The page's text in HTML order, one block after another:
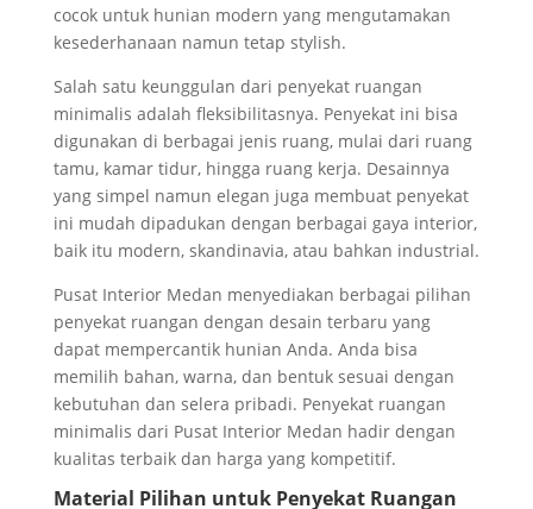
cocok untuk hunian modern yang mengutamakan
kesederhanaan namun tetap stylish.
Salah satu keunggulan dari penyekat ruangan
minimalis adalah fleksibilitasnya. Penyekat ini bisa
digunakan di berbagai jenis ruang, mulai dari ruang
tamu, kamar tidur, hingga ruang kerja. Desainnya
yang simpel namun elegan juga membuat penyekat
ini mudah dipadukan dengan berbagai gaya interior,
baik itu modern, skandinavia, atau bahkan industrial.
Pusat Interior Medan menyediakan berbagai pilihan
penyekat ruangan dengan desain terbaru yang
dapat mempercantik hunian Anda. Anda bisa
memilih bahan, warna, dan bentuk sesuai dengan
kebutuhan dan selera pribadi. Penyekat ruangan
minimalis dari Pusat Interior Medan hadir dengan
kualitas terbaik dan harga yang kompetitif.
Material Pilihan untuk Penyekat Ruangan